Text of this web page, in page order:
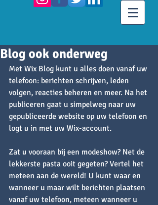
Blog ook onderweg
Met Wix Blog kunt u alles doen vanaf uw
telefoon: berichten schrijven, leden
volgen, reacties beheren en meer. Na het
publiceren gaat u simpelweg naar uw
gepubliceerde website op uw telefoon en
logt u in met uw Wix-account.
Zat u vooraan bij een modeshow? Net de
lekkerste pasta ooit gegeten? Vertel het
meteen aan de wereld! U kunt waar en
wanneer u maar wilt berichten plaatsen
vanaf uw telefoon, meteen wanneer u